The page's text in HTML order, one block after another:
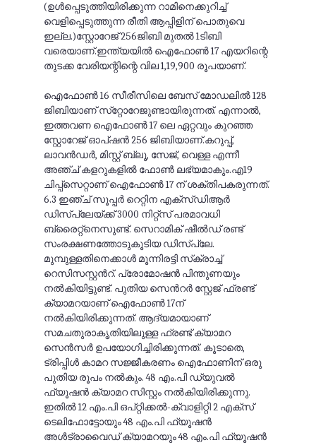
(ഉള്‍പ്പെടുത്തിയിരിക്കുന്ന റാമിനെക്കുറിച്ച്
വെളിപ്പെടുത്തുന്ന രീതി ആപ്പിളിന് പൊതുവെ
ഇല്ല.)സ്റ്റോറേജ് 256ജിബി മുതല്‍ 1ടിബി
വരെയാണ്.ഇന്ത്യയില്‍ ഐഫോണ്‍ 17 എയറിന്റെ
തുടക്ക വേരിയന്റിന്റെ വില 1,19,900 രൂപയാണ്.
ഐഫോണ്‍ 16 സീരീസിലെ ബേസ് മോഡലില്‍ 128
ജിബിയാണ് സ്‌റ്റോറേജുണ്ടായിരുന്നത്. എന്നാല്‍,
ഇത്തവണ ഐഫോണ്‍ 17 ലെ ഏറ്റവും കുറഞ്ഞ
സ്റ്റോറേജ് ഓപ്ഷന്‍ 256 ജിബിയാണ്.കറുപ്പ്,
ലാവന്‍ഡര്‍, മിസ്റ്റ് ബ്ലൂ, സേജ്, വെള്ള എന്നീ
അഞ്ച് കളറുകളിൽ ഫോൺ ലഭ്യമാകും.എ19
ചിപ്പ്‌സെറ്റാണ് ഐഫോണ്‍ 17 ന് ശക്തിപകരുന്നത്.
6.3 ഇഞ്ച് സൂപ്പര്‍ റെറ്റിന എക്‌സ്ഡിആര്‍
ഡിസ്‌പ്ലേയ്ക്ക് 3000 നിറ്റ്‌സ് പരമാവധി
ബ്രൈറ്റ്‌നെസുണ്ട്. സെറാമിക് ഷീല്‍ഡ് രണ്ട്
സംരക്ഷണത്തോടുകൂടിയ ഡിസ്‌പ്ലേ.
മുമ്പുള്ളതിനെക്കാൾ മൂന്നിരട്ടി സ്‌ക്രാച്ച്
റെസിസസ്റ്റന്‍റ്. പ്രോമോഷന്‍ പിന്തുണയും
നല്‍കിയിട്ടുണ്ട്. പുതിയ സെന്‍റര്‍ സ്റ്റേജ് ഫ്രണ്ട്
ക്യാമറയാണ് ഐഫോണ്‍ 17ന്
നല്‍കിയിരിക്കുന്നത്. ആദ്യമായാണ്
സമചതുരാകൃതിയിലുള്ള ഫ്രണ്ട് ക്യാമറ
സെന്‍സര്‍ ഉപയോഗിച്ചിരിക്കുന്നത്. കൂടാതെ,
ട്രിപ്പിള്‍ കാമറ സജ്ജീകരണം ഐഫോണിന് ഒരു
പുതിയ രൂപം നല്‍കും. 48 എം.പി ഡ്യുവൽ
ഫ്യൂഷൻ ക്യാമറ സിസ്റ്റം നൽകിയിരിക്കുന്നു.
ഇതിൽ 12 എം.പി ഒപ്റ്റിക്കൽ-ക്വാളിറ്റി 2 എക്സ്
ടെലിഫോട്ടോയും 48 എം.പി ഫ്യൂഷൻ
അൾട്രാവൈഡ് ക്യാമറയും 48 എം.പി ഫ്യൂഷൻ